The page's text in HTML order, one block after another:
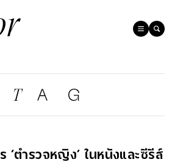
‘ตำรวจหญิง’ ในหนังและซีรีส์